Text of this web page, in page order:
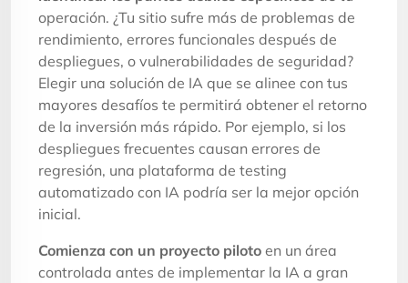
operación. ¿Tu sitio sufre más de problemas de
rendimiento, errores funcionales después de
despliegues, o vulnerabilidades de seguridad?
Elegir una solución de IA que se alinee con tus
mayores desafíos te permitirá obtener el retorno
de la inversión más rápido. Por ejemplo, si los
despliegues frecuentes causan errores de
regresión, una plataforma de testing
automatizado con IA podría ser la mejor opción
inicial.
Comienza con un proyecto piloto en un área
controlada antes de implementar la IA a gran